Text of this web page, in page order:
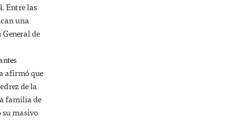
Entre las
una
de
afirmó que
de la
familia de
masivo